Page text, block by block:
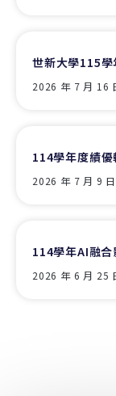
世新大學115
2026 年 7 月 16
114學年度績
2026 年 7 月 9 日
114學年AI融合
2026 年 6 月 25